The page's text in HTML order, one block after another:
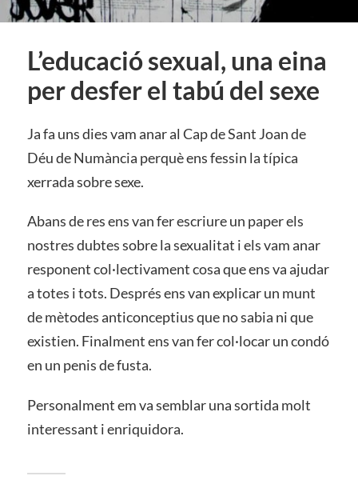
L’educació sexual, una eina
per desfer el tabú del sexe
Ja fa uns dies vam anar al Cap de Sant Joan de
Déu de Numància perquè ens fessin la típica
xerrada sobre sexe.
Abans de res ens van fer escriure un paper els
nostres dubtes sobre la sexualitat i els vam anar
responent col·lectivament cosa que ens va ajudar
a totes i tots. Després ens van explicar un munt
de mètodes anticonceptius que no sabia ni que
existien. Finalment ens van fer col·locar un condó
en un penis de fusta.
Personalment em va semblar una sortida molt
interessant i enriquidora.